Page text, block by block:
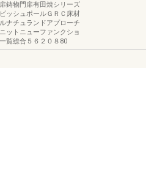
鋳物門扉有田焼シリーズ
ッシュポールＧＲＣ床材
ナチュランドアプローチ
ットニューファンクショ
覧総合５６２０８80